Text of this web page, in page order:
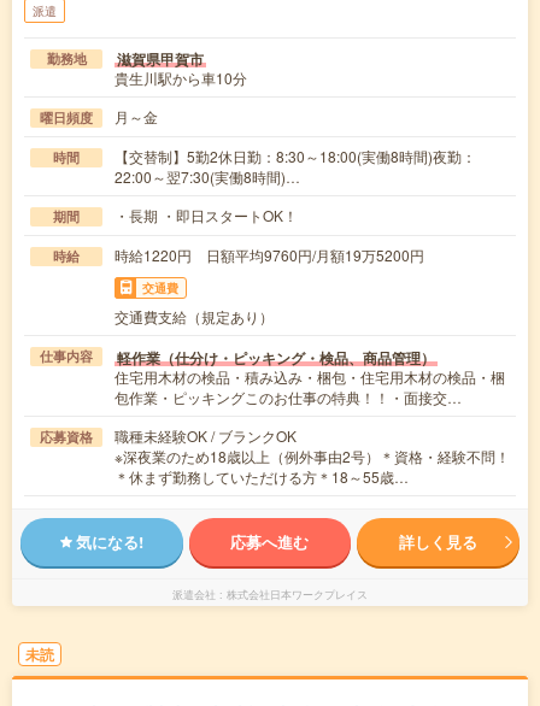
派遣
勤務地 滋賀県甲賀市
貴生川駅から車10分
曜日頻度 月～金
時間
【交替制】5勤2休日勤：8:30～18:00(実働8時間)夜勤：
22:00～翌7:30(実働8時間)…
期間 ・長期 ・即日スタートOK！
時給 時給1220円 日額平均9760円/月額19万5200円
交通費
交通費支給（規定あり）
仕事内容 軽作業（仕分け・ピッキング・検品、商品管理）
住宅用木材の検品・積み込み・梱包・住宅用木材の検品・梱
包作業・ピッキングこのお仕事の特典！！・面接交…
応募資格
職種未経験OK / ブランクOK
※深夜業のため18歳以上（例外事由2号）＊資格・経験不問！
＊休まず勤務していただける方＊18～55歳…
気になる! 応募へ進む 詳しく見る
派遣会社 株式会社日本ワークプレイス
未読